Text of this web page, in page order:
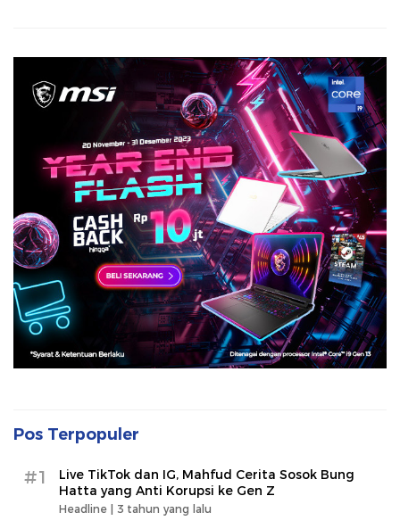
Pos Terpopuler
#1
Live TikTok dan IG, Mahfud Cerita Sosok Bung
Hatta yang Anti Korupsi ke Gen Z
Headline | 3 tahun yang lalu